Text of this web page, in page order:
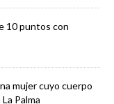
10 puntos con
mujer cuyo cuerpo
Palma